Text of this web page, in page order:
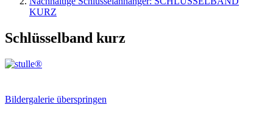
KURZ
Schlüsselband kurz
Bildergalerie überspringen